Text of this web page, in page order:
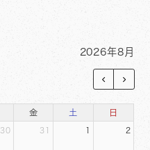
2026年8月
金 土 日
30 31 1 2